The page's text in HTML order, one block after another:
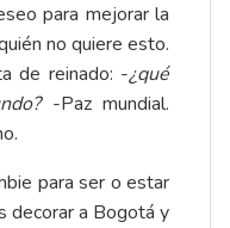
para mejorar la
no quiere esto.
de reinado: -¿qué
-Paz mundial.
para ser o estar
decorar a Bogotá y